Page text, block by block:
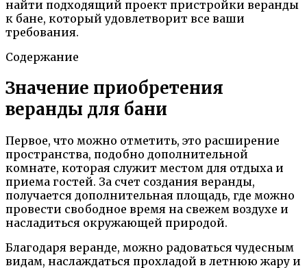
найти подходящий проект пристройки веранды
к бане, который удовлетворит все ваши
требования.
Содержание
Значение приобретения
веранды для бани
Первое, что можно отметить, это расширение
пространства, подобно дополнительной
комнате, которая служит местом для отдыха и
приема гостей. За счет создания веранды,
получается дополнительная площадь, где можно
провести свободное время на свежем воздухе и
насладиться окружающей природой.
Благодаря веранде, можно радоваться чудесным
видам, наслаждаться прохладой в летнюю жару и